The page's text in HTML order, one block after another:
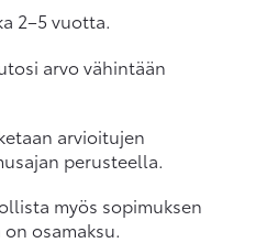
2–5 vuotta.
arvo vähintään
arvioitujen
perusteella.
myös sopimuksen
on osamaksu.